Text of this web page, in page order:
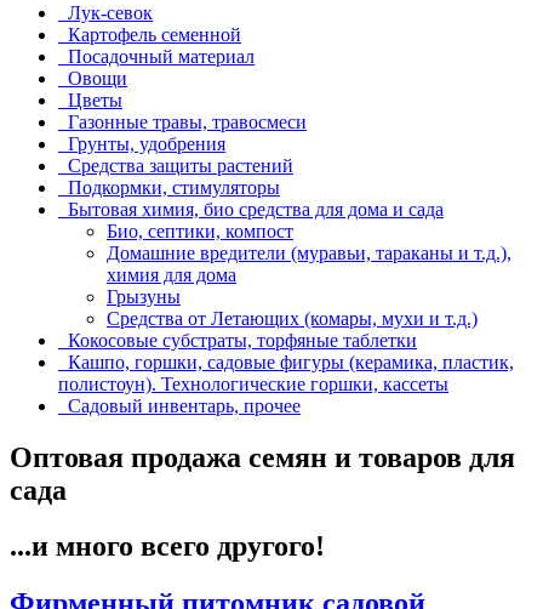
Лук-севок
Картофель семенной
Посадочный материал
Овощи
Цветы
Газонные травы, травосмеси
Грунты, удобрения
Средства защиты растений
Подкормки, стимуляторы
Бытовая химия, био средства для дома и сада
Био, септики, компост
Домашние вредители (муравьи, тараканы и т.д.),
химия для дома
Грызуны
Средства от Летающих (комары, мухи и т.д.)
Кокосовые субстраты, торфяные таблетки
Кашпо, горшки, садовые фигуры (керамика, пластик,
полистоун). Технологические горшки, кассеты
Садовый инвентарь, прочее
Оптовая продажа семян и товаров для
сада
...и много всего другого!